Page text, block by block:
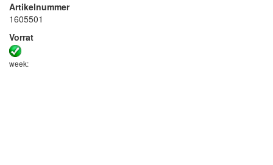
Artikelnummer
1605501
Vorrat
week: